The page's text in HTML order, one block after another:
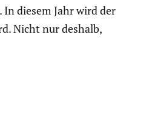
diesem Jahr wird der
Nicht nur deshalb,